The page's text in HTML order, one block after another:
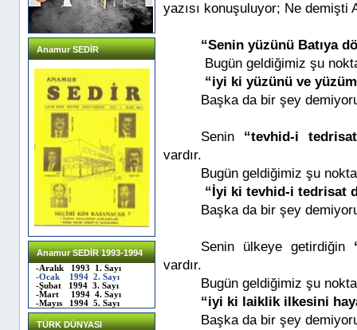
Anamur SEDİR
Anamur SEDİR 1993-1994
-Aralık 1993 1. Sayı
-Ocak 1994 2. Sayı
-Şubat 1994 3. Sayı
-Mart 1994 4. Sayı
-Mayıs 1994 5. Sayı
TÜRK DÜNYASI
yazısı konuşuluyor; Ne demişti
“Senin yüzünü Batıya
Bugün geldiğimiz şu
“iyi ki yüzünü ve
Başka da bir şey
Senin “tevhid-i
vardır.
Bugün geldiğimiz şu
“İyi ki tevhid-i tedrisat
Başka da bir şey
Senin ülkeye getirdiğin
vardır.
Bugün geldiğimiz şu
“iyi ki laiklik ilkesini
Başka da bir şey